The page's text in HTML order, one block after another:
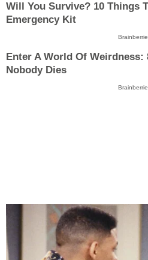
Will You Survive? 10 Things
Emergency Kit
Enter A World Of
Nobody Dies